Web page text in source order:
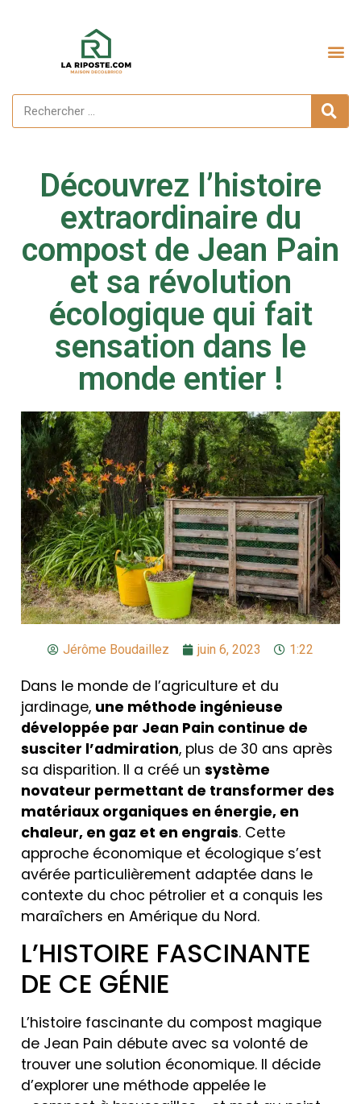
Découvrez l’histoire
extraordinaire du
compost de Jean Pain
et sa révolution
écologique qui fait
sensation dans le
monde entier !
Jérôme Boudaillez juin 6, 2023 1:22
Dans le monde de l’agriculture et du
jardinage, une méthode ingénieuse
développée par Jean Pain continue de
susciter l’admiration, plus de 30 ans après
sa disparition. Il a créé un système
novateur permettant de transformer des
matériaux organiques en énergie, en
chaleur, en gaz et en engrais. Cette
approche économique et écologique s’est
avérée particulièrement adaptée dans le
contexte du choc pétrolier et a conquis les
maraîchers en Amérique du Nord.
L’HISTOIRE FASCINANTE
DE CE GÉNIE
L’histoire fascinante du compost magique
de Jean Pain débute avec sa volonté de
trouver une solution économique. Il décide
d’explorer une méthode appelée le